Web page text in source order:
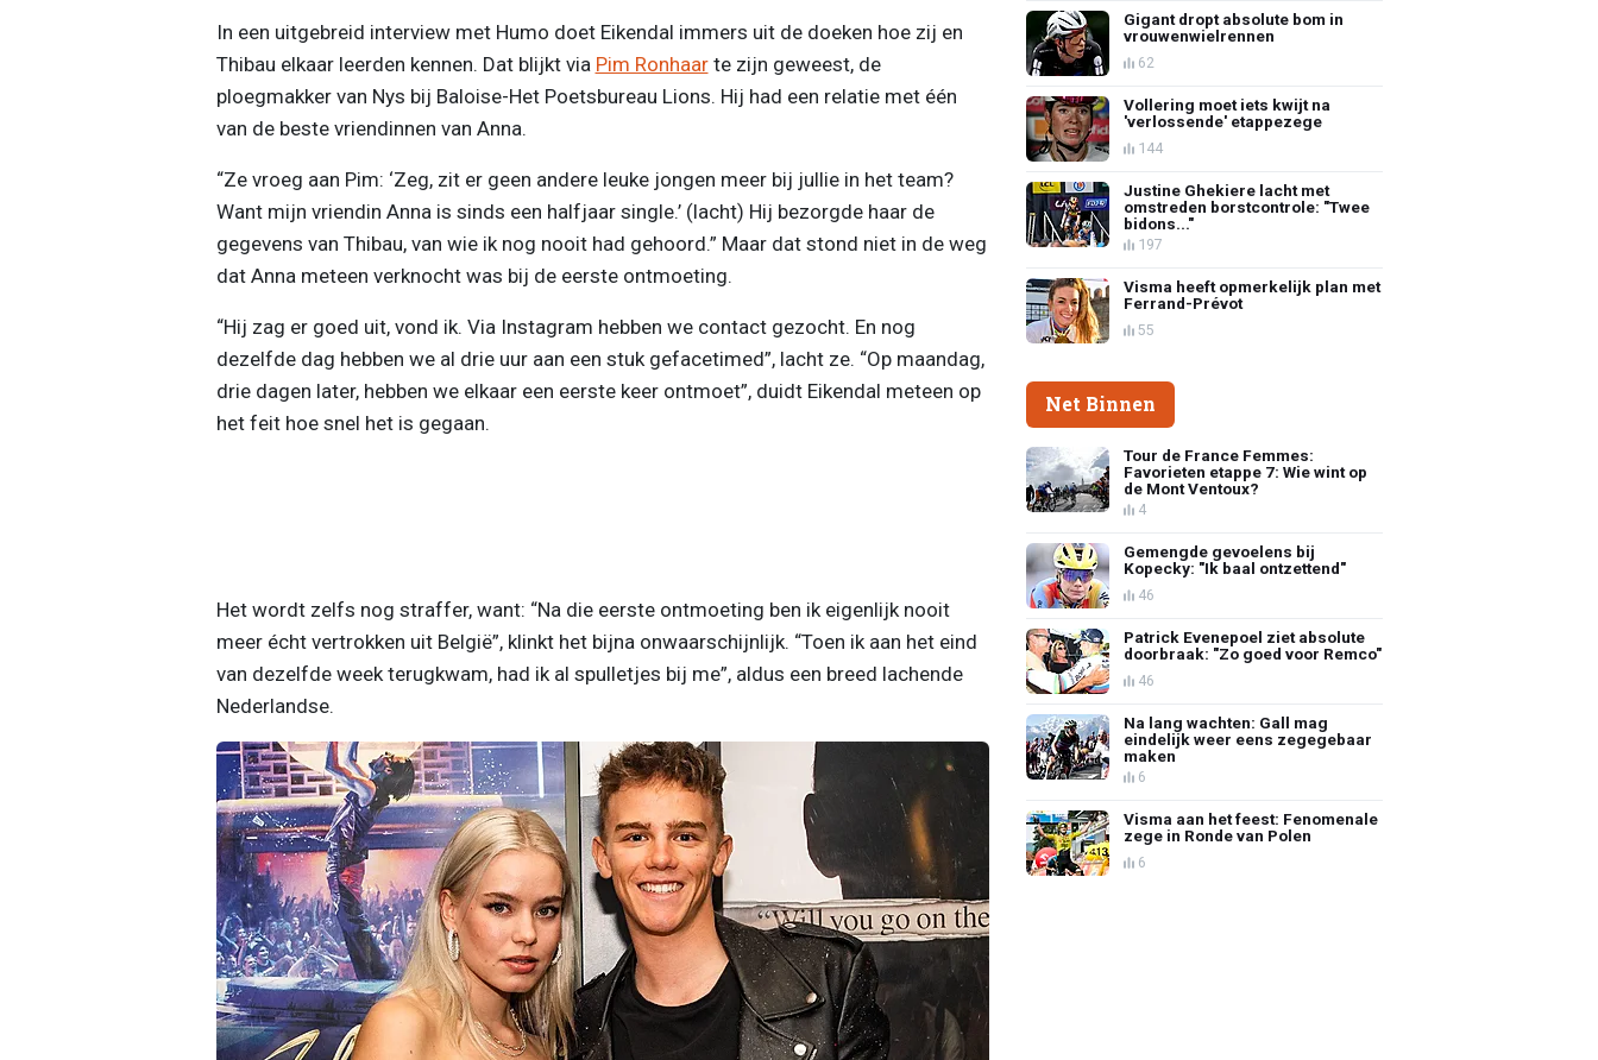
In een uitgebreid interview met Humo doet Eikendal immers uit de doeken hoe zij en
Thibau elkaar leerden kennen. Dat blijkt via Pim Ronhaarte zijn geweest, de
ploegmakker van Nys bij Baloise-Het Poetsbureau Lions. Hij had een relatie met één
van de beste vriendinnen van Anna.
“Ze vroeg aan Pim: ‘Zeg, zit er geen andere leuke jongen meer bij jullie in het team?
Want mijn vriendin Anna is sinds een halfjaar single.’ (lacht) Hij bezorgde haar de
gegevens van Thibau, van wie ik nog nooit had gehoord.” Maar dat stond niet in de weg
dat Anna meteen verknocht was bij de eerste ontmoeting.
“Hij zag er goed uit, vond ik. Via Instagram hebben we contact gezocht. En nog
dezelfde dag hebben we al drie uur aan een stuk gefacetimed”, lacht ze. “Op maandag,
drie dagen later, hebben we elkaar een eerste keer ontmoet”, duidt Eikendal meteen op
het feit hoe snel het is gegaan.
Het wordt zelfs nog straffer, want: “Na die eerste ontmoeting ben ik eigenlijk nooit
meer écht vertrokken uit België”, klinkt het bijna onwaarschijnlijk. “Toen ik aan het eind
van dezelfde week terugkwam, had ik al spulletjes bij me”, aldus een breed lachende
Nederlandse.
Gigant dropt absolute bom in
vrouwenwielrennen
62
Vollering moet iets kwijt na
'verlossende' etappezege
144
Justine Ghekiere lacht met
omstreden borstcontrole: "Twee
bidons..."
197
Visma heeft opmerkelijk plan met
Ferrand-Prévot
55
Net Binnen
Tour de France Femmes:
Favorieten etappe 7: Wie wint op
de Mont Ventoux?
4
Gemengde gevoelens bij
Kopecky: "Ik baal ontzettend"
46
Patrick Evenepoel ziet absolute
doorbraak: "Zo goed voor Remco"
46
Na lang wachten: Gall mag
eindelijk weer eens zegegebaar
maken
6
Visma aan het feest: Fenomenale
zege in Ronde van Polen
6